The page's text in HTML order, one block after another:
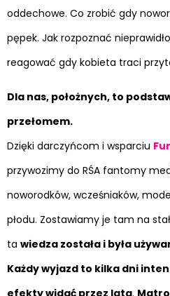
oddechowe. Co zrobić gdy
pępek. Jak rozpoznać
reagować gdy kobieta traci
Dla nas, położnych, to
przełomem.
Dzięki darczyńcom i wsparciu
przywozimy do RŚA fantomy
noworodków, wcześniaków,
płodu. Zostawiamy je tam na
ta wiedza została i była
Każdy wyjazd to kilka dni